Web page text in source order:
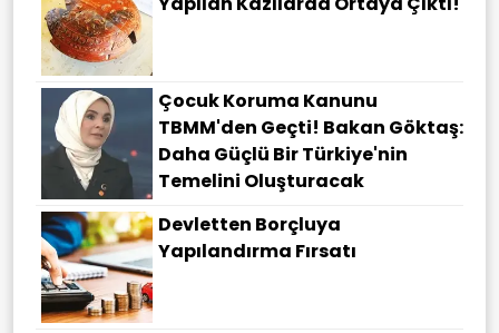
Çocuk Koruma Kanunu
TBMM'den Geçti! Bakan Göktaş:
Daha Güçlü Bir Türkiye'nin
Temelini Oluşturacak
Devletten Borçluya
Yapılandırma Fırsatı